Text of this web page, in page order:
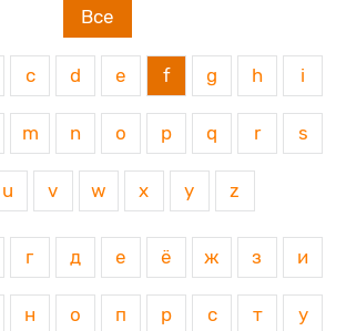
Все
c d e f g h i
m n o p q r s
u v w x y z
г д е ё ж з и
н о п р с т у